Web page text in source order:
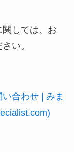
しては、お
い。
合わせ | みま